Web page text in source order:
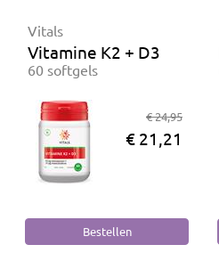
Vitals
Vitamine K2 + D3
60 softgels
€ 24,95
€ 21,21